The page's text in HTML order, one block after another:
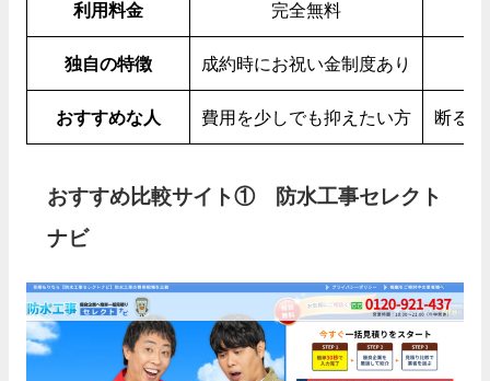
利用料金 完全無料
独自の特徴 成約時にお祝い金制度あり
おすすめな人 費用を少しでも抑えたい方 断る
おすすめ比較サイト① 防水工事セレクト
ナビ